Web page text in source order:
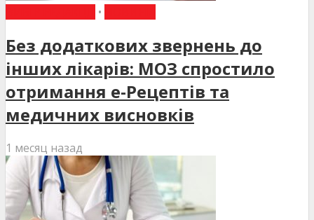
•
Без додаткових звернень до
інших лікарів: МОЗ спростило
отримання е-Рецептів та
медичних висновків
1 месяц назад